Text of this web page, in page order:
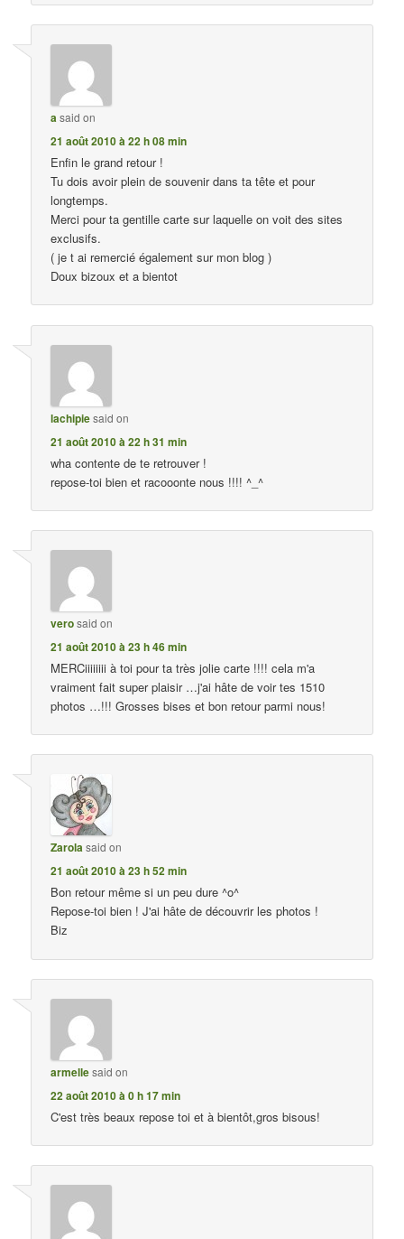
asaid on
21 août 2010 à 22 h 08 min
Enfin le grand retour !
Tu dois avoir plein de souvenir dans ta tête et pour
longtemps.
Merci pour ta gentille carte sur laquelle on voit des sites
exclusifs.
( je t ai remercié également sur mon blog )
Doux bizoux et a bientot
lachipiesaid on
21 août 2010 à 22 h 31 min
wha contente de te retrouver !
repose-toi bien et racooonte nous !!!! ^_^
verosaid on
21 août 2010 à 23 h 46 min
MERCiiiiiiii à toi pour ta très jolie carte !!!! cela m'a
vraiment fait super plaisir …j'ai hâte de voir tes 1510
photos …!!! Grosses bises et bon retour parmi nous!
Zarolasaid on
21 août 2010 à 23 h 52 min
Bon retour même si un peu dure ^o^
Repose-toi bien ! J'ai hâte de découvrir les photos !
Biz
armellesaid on
22 août 2010 à 0 h 17 min
C'est très beaux repose toi et à bientôt,gros bisous!